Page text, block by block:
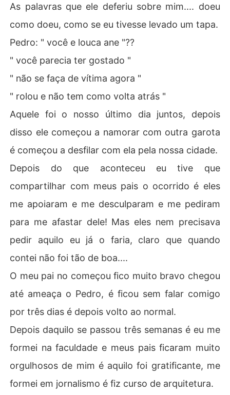
As palavras que ele deferiu sobre mim.... doeu
como doeu, como se eu tivesse levado um tapa.
Pedro: " você e louca ane "??
" você parecia ter gostado "
" não se faça de vítima agora "
" rolou e não tem como volta atrás "
Aquele foi o nosso último dia juntos, depois
disso ele começou a namorar com outra garota
é começou a desfilar com ela pela nossa cidade.
Depois do que aconteceu eu tive que
compartilhar com meus pais o ocorrido é eles
me apoiaram e me desculparam e me pediram
para me afastar dele! Mas eles nem precisava
pedir aquilo eu já o faria, claro que quando
contei não foi tão de boa....
O meu pai no começou fico muito bravo chegou
até ameaça o Pedro, é ficou sem falar comigo
por três dias é depois volto ao normal.
Depois daquilo se passou três semanas é eu me
formei na faculdade e meus pais ficaram muito
orgulhosos de mim é aquilo foi gratificante, me
formei em jornalismo é fiz curso de arquitetura.